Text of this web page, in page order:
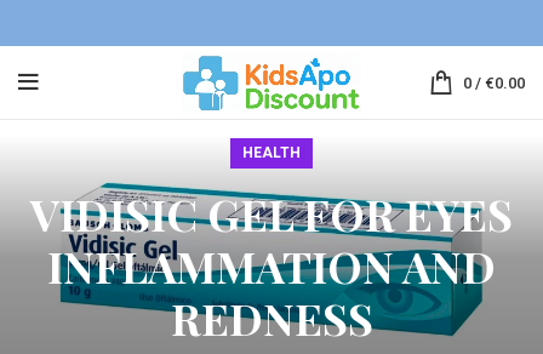
0 / €0.00
HEALTH
VIDISIC GEL FOR EYES
INFLAMMATION AND
REDNESS